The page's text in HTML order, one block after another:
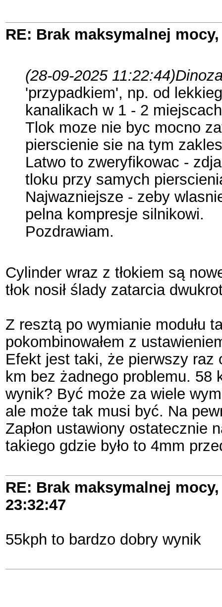
RE: Brak maksymalnej
(28-09-2025 11:22:44)
'przypadkiem', np. od
kanalikach w 1 - 2
Tlok moze nie byc mocno
pierscienie sie na tym
Latwo to zweryfikowac -
tloku przy samych
Najwazniejsze - zeby
pelna kompresje silnikowi.
Pozdrawiam.
Cylinder wraz z tłokiem są
tłok nosił ślady zatarcia
Z resztą po wymianie modułu
pokombinowałem z
Efekt jest taki, że pierwszy raz
km bez żadnego problemu. 58
wynik? Być może za wiele
ale może tak musi być. Na
Zapłon ustawiony ostatecznie
takiego gdzie było to 4mm
RE: Brak maksymalnej
23:32:47
55kph to bardzo dobry wynik